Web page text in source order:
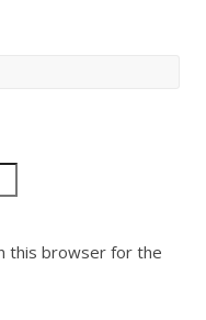
this browser for the